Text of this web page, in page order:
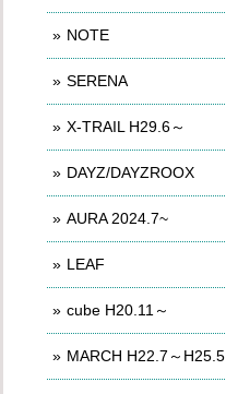
NOTE
SERENA
X-TRAIL H29.6～
DAYZ/DAYZROOX
AURA 2024.7~
LEAF
cube H20.11～
MARCH H22.7～H25.5